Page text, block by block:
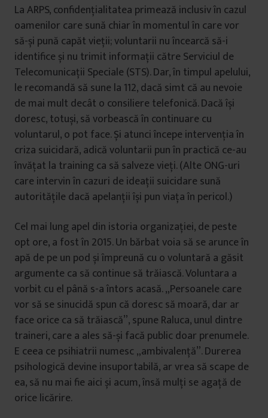
La ARPS, confidențialitatea primează inclusiv în cazul
oamenilor care sună chiar în momentul în care vor
să-și pună capăt vieții; voluntarii nu încearcă să-i
identifice și nu trimit informații către Serviciul de
Telecomunicații Speciale (STS). Dar, în timpul apelului,
le recomandă să sune la 112, dacă simt că au nevoie
de mai mult decât o consiliere telefonică. Dacă își
doresc, totuși, să vorbească în continuare cu
voluntarul, o pot face. Și atunci începe intervenția în
criza suicidară, adică voluntarii pun în practică ce-au
învățat la training ca să salveze vieți. (Alte ONG-uri
care intervin în cazuri de ideații suicidare sună
autoritățile dacă apelanții își pun viața în pericol.)
Cel mai lung apel din istoria organizației, de peste
opt ore, a fost în 2015. Un bărbat voia să se arunce în
apă de pe un pod și împreună cu o voluntară a găsit
argumente ca să continue să trăiască. Voluntara a
vorbit cu el până s-a întors acasă. „Persoanele care
vor să se sinucidă spun că doresc să moară, dar ar
face orice ca să trăiască”, spune Raluca, unul dintre
traineri, care a ales să-și facă public doar prenumele.
E ceea ce psihiatrii numesc „ambivalență”. Durerea
psihologică devine insuportabilă, ar vrea să scape de
ea, să nu mai fie aici și acum, însă mulți se agață de
orice licărire.